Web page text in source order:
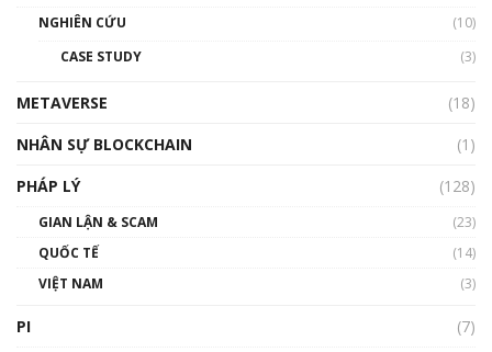
01:32:59
gió ấm
NGHIÊN CỨU
(10)
CASE STUDY
(3)
METAVERSE
(18)
NHÂN SỰ BLOCKCHAIN
(1)
PHÁP LÝ
(128)
GIAN LẬN & SCAM
(23)
QUỐC TẾ
(14)
VIỆT NAM
(3)
PI (7)